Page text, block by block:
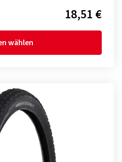
18,51 €
wählen